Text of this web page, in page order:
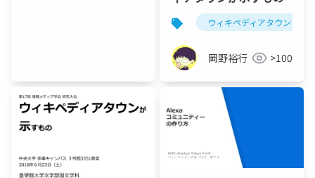
ウィキペディアタウン
岡野裕行 >100